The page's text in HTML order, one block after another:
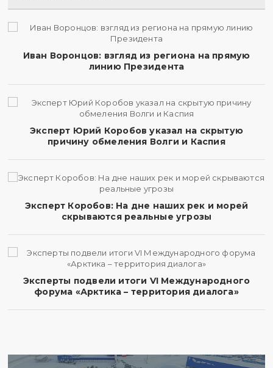
Иван Воронцов: взгляд из региона на прямую
линию Президента
Эксперт Юрий Коробов указал на скрытую
причину обмеления Волги и Каспия
Эксперт Коробов: На дне наших рек и морей
скрываются реальные угрозы
Эксперты подвели итоги VI Международного
форума «Арктика – территория диалога»